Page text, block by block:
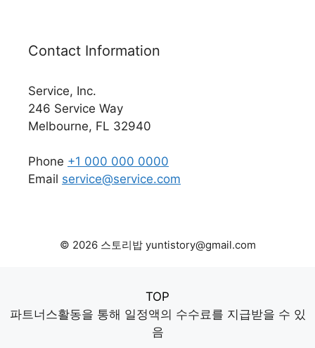
Contact Information
Service, Inc.
246 Service Way
Melbourne, FL 32940
Phone +1 000 000 0000
Email service@service.com
© 2026 스토리밥 yuntistory@gmail.com
TOP
파트너스활동을 통해 일정액의 수수료를 지급받을 수 있
음